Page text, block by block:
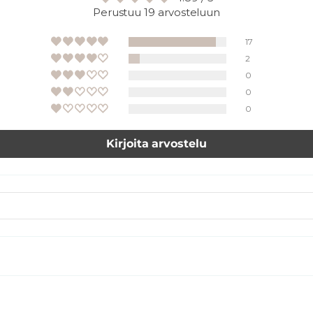
Perustuu 19 arvosteluun
17
2
0
0
0
Kirjoita arvostelu